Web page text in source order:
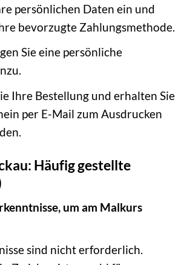
persönlichen Daten ein und
bevorzugte Zahlungsmethode.
Sie eine persönliche
Ihre Bestellung und erhalten Sie
per E-Mail zum Ausdrucken
Häufig gestellte
um am Malkurs
sind nicht erforderlich.